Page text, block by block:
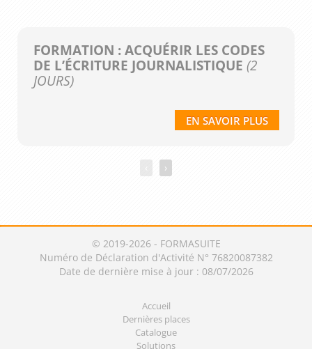
FORMATION : ACQUÉRIR LES CODES
DE L’ÉCRITURE JOURNALISTIQUE (2
JOURS)
EN SAVOIR PLUS
›
© 2019-2026 - FORMASUITE
Numéro de Déclaration d'Activité N° 76820087382
Date de dernière mise à jour : 08/07/2026
Accueil
Dernières places
Catalogue
Solutions